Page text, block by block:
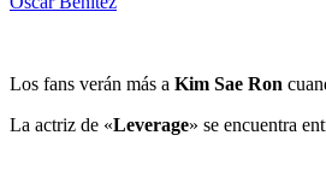
Los fans verán más a Kim Sae Ron
La actriz de «Leverage» se encuentra